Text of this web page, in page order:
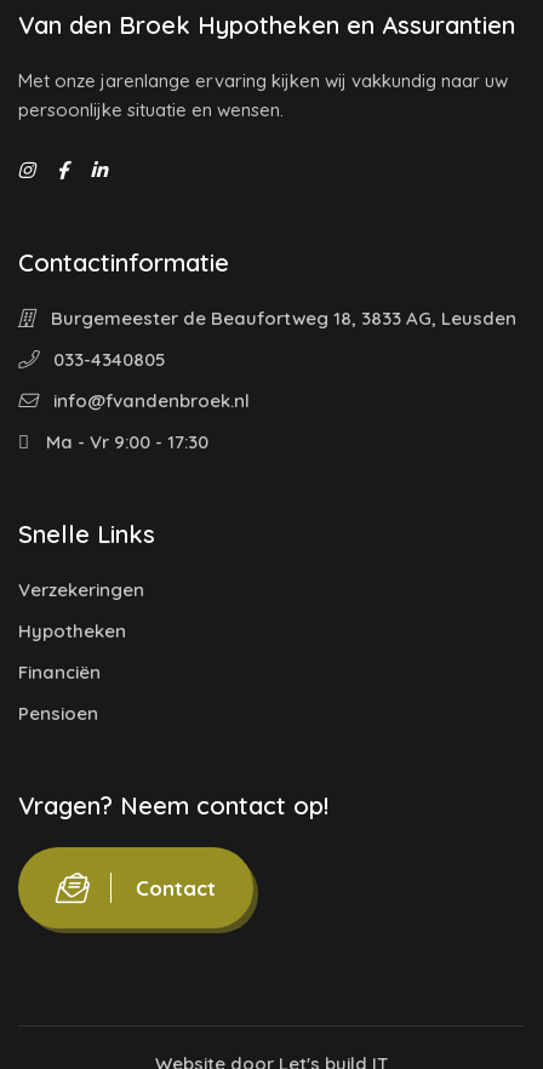
Van den Broek Hypotheken en Assurantien
Met onze jarenlange ervaring kijken wij vakkundig naar uw
persoonlijke situatie en wensen.
Contactinformatie
Burgemeester de Beaufortweg 18, 3833 AG, Leusden
033-4340805
info@fvandenbroek.nl
Ma - Vr 9:00 - 17:30
Snelle Links
Verzekeringen
Hypotheken
Financiën
Pensioen
Vragen? Neem contact op!
Contact
Website door Let's build IT